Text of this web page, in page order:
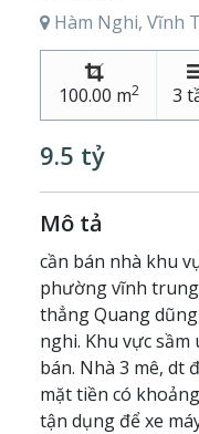
Hàm Nghi, Vĩnh
100.00 m2 3
9.5 tỷ
Mô tả
cần bán nhà khu
phường vĩnh
thẳng Quang
nghi. Khu vực
bán. Nhà 3 mê, dt
mặt tiền có
tận dụng để xe